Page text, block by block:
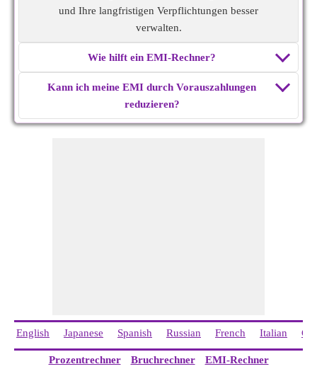
und Ihre langfristigen Verpflichtungen besser
verwalten.
Wie hilft ein EMI-Rechner?
Kann ich meine EMI durch Vorauszahlungen
reduzieren?
English Japanese Spanish Russian French Italian
Prozentrechner Bruchrechner EMI-Rechner